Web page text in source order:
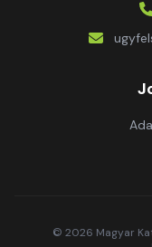
© 2026 Magyar